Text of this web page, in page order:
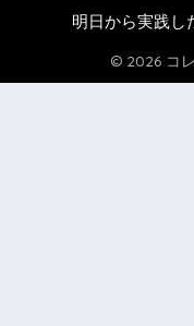
明日から実践し
© 2026 コ